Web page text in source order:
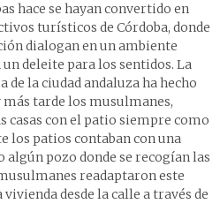
hace se hayan convertido en
turísticos de Córdoba, donde
dialogan en un ambiente
deleite para los sentidos. La
la ciudad andaluza ha hecho
tarde los musulmanes,
casas con el patio siempre como
patios contaban con una
pozo donde se recogían las
readaptaron este
desde la calle a través de